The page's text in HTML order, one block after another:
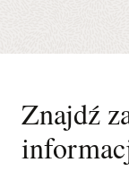
Znajdź